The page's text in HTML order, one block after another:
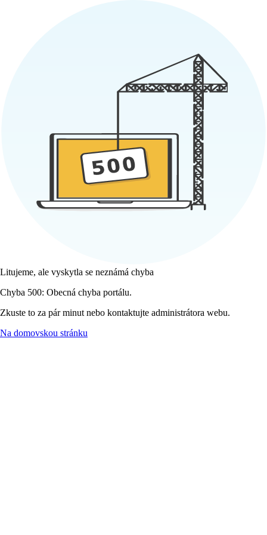
Litujeme, ale vyskytla se neznámá chyba
Chyba 500: Obecná chyba portálu.
Zkuste to za pár minut nebo kontaktujte administrátora webu.
Na domovskou stránku